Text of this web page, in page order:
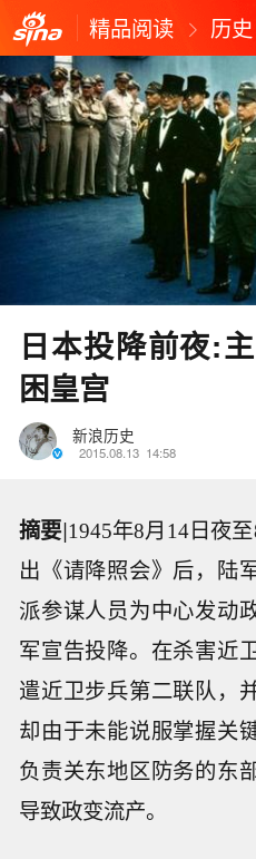
精品阅读 历史
日本投降前夜:
困皇宫
新浪历史
2015.08.13 14:58
摘要|1945年8月14日夜
出《请降照会》后，陆
派参谋人员为中心发动
军宣告投降。在杀害近
遣近卫步兵第二联队，
却由于未能说服掌握关
负责关东地区防务的东
导致政变流产。